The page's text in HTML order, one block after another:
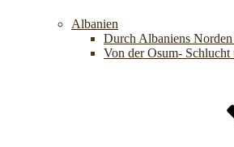
Albanien
Durch Albaniens
Von der Osum-